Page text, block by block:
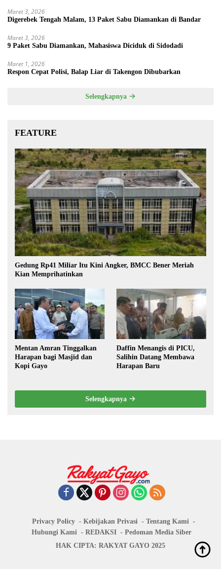
Maret 3, 2026
Digerebek Tengah Malam, 13 Paket Sabu Diamankan di Bandar
Maret 3, 2026
9 Paket Sabu Diamankan, Mahasiswa Diciduk di Sidodadi
Maret 1, 2026
Respon Cepat Polisi, Balap Liar di Takengon Dibubarkan
Selengkapnya
FEATURE
Gedung Rp41 Miliar Itu Kini Angker, BMCC Bener Meriah
Kian Memprihatinkan
Mentan Amran Tinggalkan
Harapan bagi Masjid dan
Kopi Gayo
Daffin Menangis di PICU,
Salihin Datang Membawa
Harapan Baru
Selengkapnya
Privacy Policy Kebijakan Privasi
Tentang Kami
Hubungi Kami
REDAKSI
Pedoman Media Siber
HAK CIPTA: RAKYAT GAYO 2025